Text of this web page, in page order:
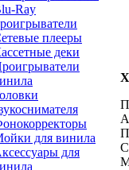
Ray
плееры
деки
для винила
для